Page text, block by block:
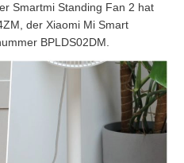
Smartmi Standing Fan 2 hat
der Xiaomi Mi Smart
BPLDS02DM.